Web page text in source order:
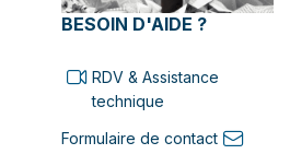
BESOIN D'AIDE ?
RDV & Assistance
technique
Formulaire de contact